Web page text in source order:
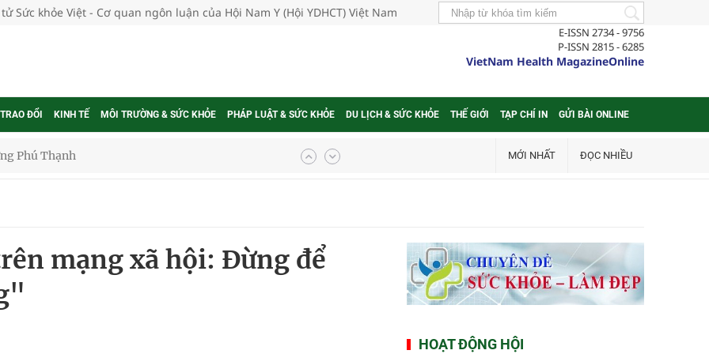
Sức khỏe Việt - Cơ quan ngôn luận của Hội Nam Y (Hội YDHCT) Việt Nam
E-ISSN 2734 - 9756
P-ISSN 2815 - 6285
VietNam Health MagazineOnline
ĐỔI KINH TẾ MÔI TRƯỜNG & SỨC KHỎE PHÁP LUẬT & SỨC KHỎE DU LỊCH & SỨC KHỎE THẾ GIỚI TẠP CHÍ IN GỬI BÀI ONLINE
phụ nữ mỗi năm
nhiệt độ cao nhất 35 độ
khám sàng lọc cho người dân
MỚI NHẤT ĐỌC NHIỀU
mạng xã hội: Đừng để
HOẠT ĐỘNG HỘI